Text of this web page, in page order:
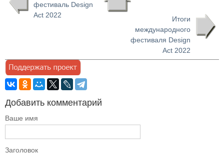
фестиваль Design
Act 2022
Итоги
международного
фестиваля Design
Act 2022
Добавить комментарий
Ваше имя
Заголовок